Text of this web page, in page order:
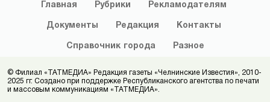
Главная Рубрики Рекламодателям
Документы Редакция Контакты
Справочник города Разное
© Филиал «ТАТМЕДИА» Редакция газеты «Челнинские Известия», 2010-
2025 гг. Создано при поддержке Республиканского агентства по печати
и массовым коммуникациям «ТАТМЕДИА».